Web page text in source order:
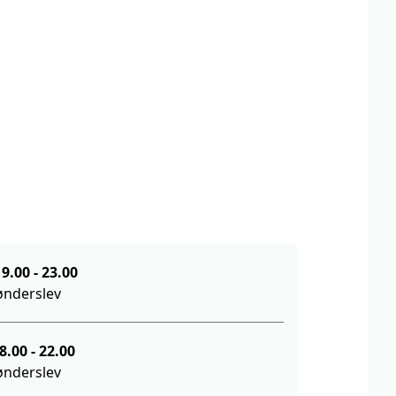
d. 5. oktober 19.00-23.00
8. oktober 18.00-22.00